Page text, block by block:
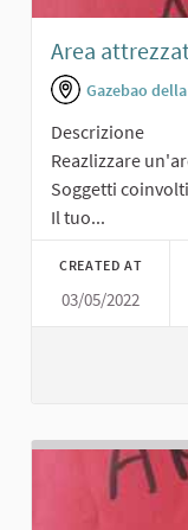
Area
Gazebao
Descrizione
Reazlizzare
Soggetti coinvolti
Il tuo...
CREATED AT
03/05/2022